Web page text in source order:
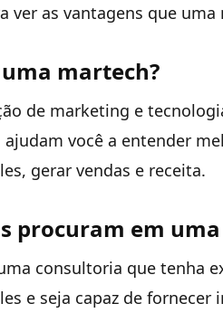
ver as vantagens que
martech?
de marketing e
você a entender
gerar vendas e receita.
procuram em
consultoria que tenha
e seja capaz de